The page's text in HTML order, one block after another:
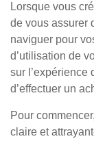
Lorsque vous
de vous assurer
naviguer pour
d’utilisation de
sur l’expérience
d’effectuer un
Pour
claire et